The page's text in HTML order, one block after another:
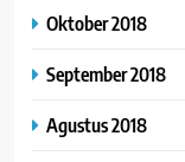
Oktober 2018
September 2018
Agustus 2018